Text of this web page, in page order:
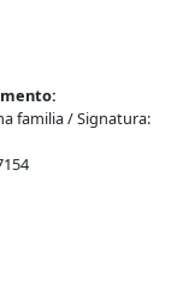
familia / Signatura: